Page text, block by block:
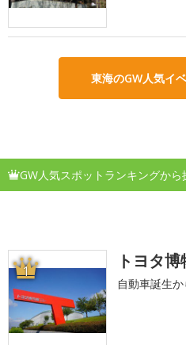
東海のGW人気イ
GW人気スポットランキングから
1 トヨタ
自動車誕生